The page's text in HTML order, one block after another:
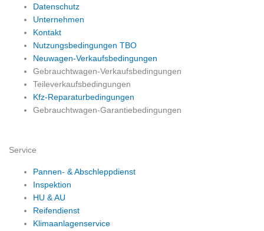
Datenschutz
Unternehmen
Kontakt
Nutzungsbedingungen TBO
Neuwagen-Verkaufsbedingungen
Gebrauchtwagen-Verkaufsbedingungen
Teileverkaufsbedingungen
Kfz-Reparaturbedingungen
Gebrauchtwagen-Garantiebedingungen
Service
Pannen- & Abschleppdienst
Inspektion
HU & AU
Reifendienst
Klimaanlagenservice